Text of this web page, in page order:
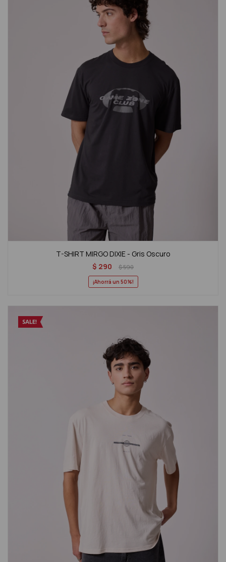
T-SHIRT MIRGO DIXIE - Gris Oscuro
$ 290 $590
50